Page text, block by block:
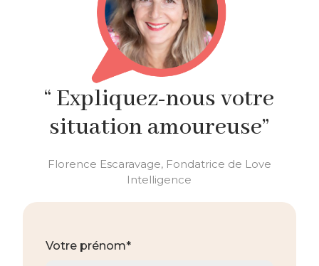
“ Expliquez-nous votre
situation amoureuse”
Florence Escaravage, Fondatrice de Love
Intelligence
Votre prénom*